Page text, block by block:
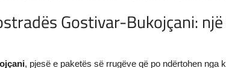
Gostivar-Bukojçani:
, pjesë e paketës së rrugëve që po ndërtohen nga